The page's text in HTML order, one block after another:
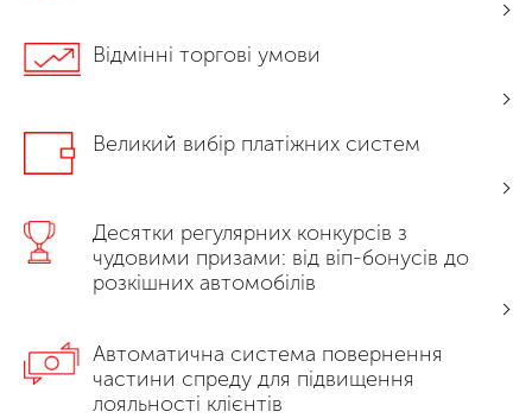
Відмінні торгові умови
Великий вибір платіжних систем
Десятки регулярних конкурсів з
чудовими призами: від віп-бонусів до
розкішних автомобілів
Автоматична система повернення
частини спреду для підвищення
лояльності клієнтів